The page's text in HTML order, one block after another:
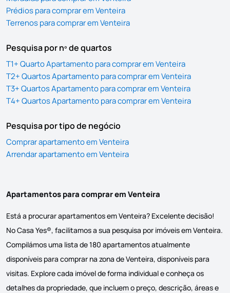
Prédios para comprar em Venteira
Terrenos para comprar em Venteira
Pesquisa por nº de quartos
T1+ Quarto Apartamento para comprar em Venteira
T2+ Quartos Apartamento para comprar em Venteira
T3+ Quartos Apartamento para comprar em Venteira
T4+ Quartos Apartamento para comprar em Venteira
Pesquisa por tipo de negócio
Comprar apartamento em Venteira
Arrendar apartamento em Venteira
Apartamentos para comprar em Venteira
Está a procurar apartamentos em Venteira? Excelente decisão!
No Casa Yes®, facilitamos a sua pesquisa por imóveis em Venteira.
Compilámos uma lista de 180 apartamentos atualmente
disponíveis para comprar na zona de Venteira, disponíveis para
visitas. Explore cada imóvel de forma individual e conheça os
detalhes da propriedade, que incluem o preço, descrição, áreas e